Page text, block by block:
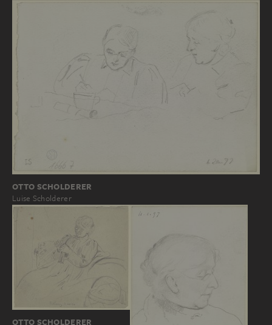
OTTO SCHOLDERER
Luise Scholderer
OTTO SCHOLDERER